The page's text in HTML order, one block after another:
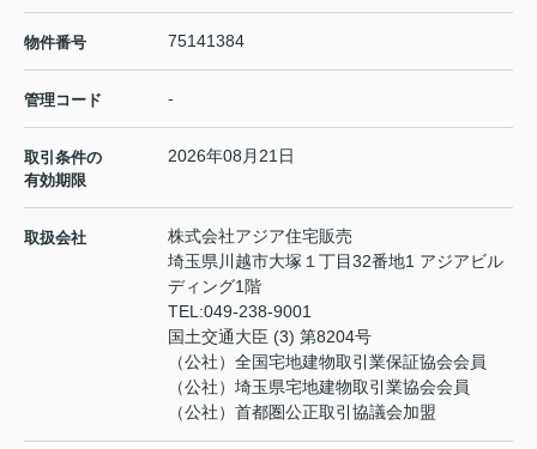
物件番号 75141384
管理コード -
取引条件の
有効期限
2026年08月21日
取扱会社
株式会社アジア住宅販売
埼玉県川越市大塚１丁目32番地1 アジアビル
ディング1階
TEL:049-238-9001
国土交通大臣 (3) 第8204号
（公社）全国宅地建物取引業保証協会会員
（公社）埼玉県宅地建物取引業協会会員
（公社）首都圏公正取引協議会加盟